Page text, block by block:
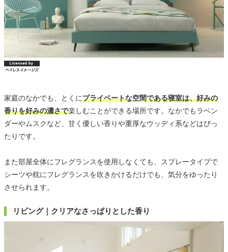
家庭のなかでも、とくにプライベートな空間である寝室は、好みの
香りを好みの濃さで楽しむことができる場所です。なかでもラベン
ダーやムスクなど、甘く優しい香りや重厚なウッディ系などはぴっ
たりです。
また部屋全体にフレグランスを使用しなくても、スプレータイプで
シーツや枕にフレグランスを吹きかけるだけでも、気分をゆったり
させられます。
リビング｜クリアなさっぱりとした香り